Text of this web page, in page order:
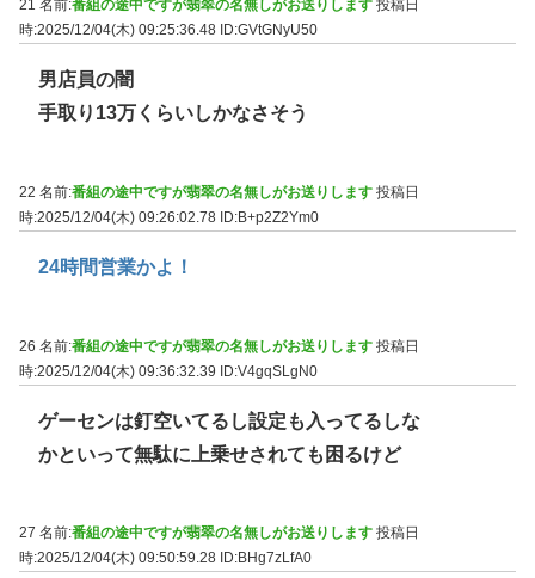
21 名前:番組の途中ですが翡翠の名無しがお送りします 投稿日
時:2025/12/04(木) 09:25:36.48 ID:GVtGNyU50
男店員の闇
手取り13万くらいしかなさそう
22 名前:番組の途中ですが翡翠の名無しがお送りします 投稿日
時:2025/12/04(木) 09:26:02.78 ID:B+p2Z2Ym0
24時間営業かよ！
26 名前:番組の途中ですが翡翠の名無しがお送りします 投稿日
時:2025/12/04(木) 09:36:32.39 ID:V4gqSLgN0
ゲーセンは釘空いてるし設定も入ってるしな
かといって無駄に上乗せされても困るけど
27 名前:番組の途中ですが翡翠の名無しがお送りします 投稿日
時:2025/12/04(木) 09:50:59.28 ID:BHg7zLfA0